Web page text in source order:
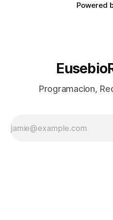
Powered
Programacion,